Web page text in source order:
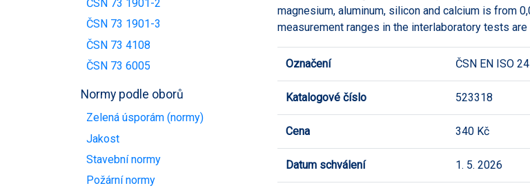
ČSN 73 1901-2
ČSN 73 1901-3
ČSN 73 4108
ČSN 73 6005
Normy podle oborů
Zelená úsporám (normy)
Jakost
Stavební normy
Požární normy
magnesium, aluminum, silicon and calcium is from
measurement ranges in the interlaboratory tests
Označení ČSN EN ISO
Katalogové číslo 523318
Cena 340 Kč
Datum schválení 1. 5. 2026